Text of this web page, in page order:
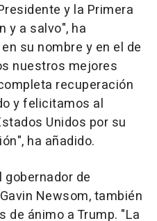
y la Primera
y a salvo", ha
su nombre y en el de
nuestros mejores
recuperación
y felicitamos al
Unidos por su
ha añadido.
de
Newsom, también
de ánimo a Trump. "La